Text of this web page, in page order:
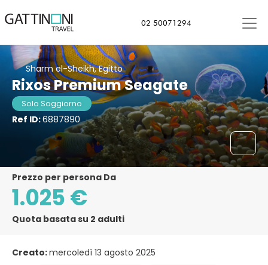
02 50071294
Sharm el-Sheikh, Egitto
Rixos Premium Seagate
Solo Soggiorno
Ref ID:6887890
Prezzo per persona Da
1.025 €
Quota basata su 2 adulti
Creato:mercoledì 13 agosto 2025